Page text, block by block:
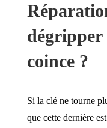
coince ?
Si la clé ne tourne
que cette dernière